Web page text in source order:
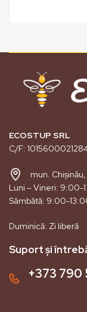
ECOSTUP SRL
C/F:
mun.
Luni – Vineri: 9:00-
Sâmbătă: 9:00-
Duminică: Zi liberă
Suport și
+373 790